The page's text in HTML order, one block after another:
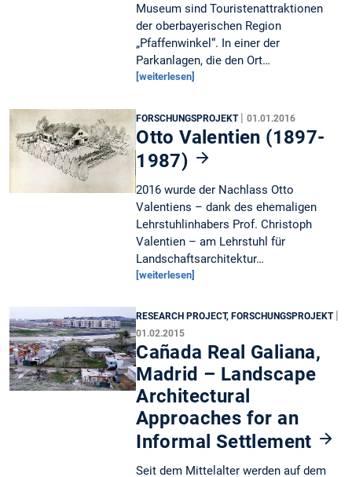
Museum sind Touristenattraktionen
der oberbayerischen Region
„Pfaffenwinkel“. In einer der
Parkanlagen, die den Ort…
[weiterlesen]
FORSCHUNGSPROJEKT |01.01.2016
Otto Valentien (1897-
1987)
2016 wurde der Nachlass Otto
Valentiens – dank des ehemaligen
Lehrstuhlinhabers Prof. Christoph
Valentien – am Lehrstuhl für
Landschaftsarchitektur…
[weiterlesen]
RESEARCH PROJECT, FORSCHUNGSPROJEKT |
01.02.2015
Cañada Real Galiana,
Madrid – Landscape
Architectural
Approaches for an
Informal Settlement
Seit dem Mittelalter werden auf dem